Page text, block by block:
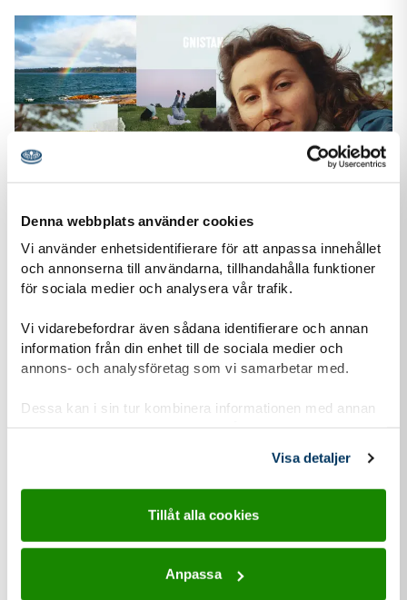
Denna webbplats använder cookies
Vi använder enhetsidentifierare för att anpassa innehållet
och annonserna till användarna, tillhandahålla funktioner
för sociala medier och analysera vår trafik.
Vi vidarebefordrar även sådana identifierare och annan
information från din enhet till de sociala medier och
annons- och analysföretag som vi samarbetar med.
Dessa kan i sin tur kombinera informationen med annan
information som du har tillhandahållit eller som de har
Visa detaljer
Tillåt alla cookies
Anpassa
21 maj
2026
Scouterna presenterar: Gnistan – platsen där din
glöd får syre!